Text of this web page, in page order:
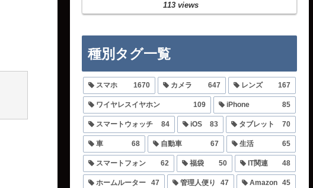
113 views
種別タグ一覧
スマホ 1670 カメラ 647 レンズ 167
ワイヤレスイヤホン 109 iPhone 85
スマートウォッチ 84 iOS 83 タブレット 70
車 68 自動車 67 生活 65
スマートフォン 62 福袋 50 IT関連 48
ホームルーター 47 管理人便り 47 Amazon 45